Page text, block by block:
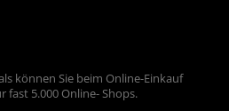
können Sie beim Online-Einkauf
fast 5.000 Online- Shops.